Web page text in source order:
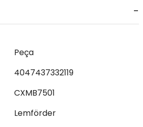
Peça
4047437332119
CXMB7501
Lemförder